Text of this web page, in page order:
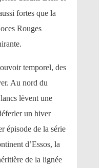
fortes que la
Rouges
temporel, des
Au nord du
lèvent une
un hiver
épisode de la série
d’Essos, la
de la lignée